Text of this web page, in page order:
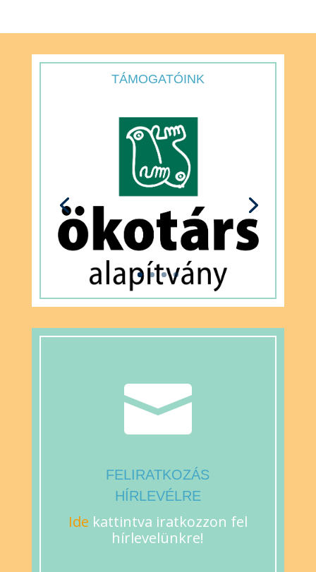
TÁMOGATÓINK

FELIRATKOZÁS
HÍRLEVÉLRE
Ide kattintva iratkozzon fel
hírlevelünkre!